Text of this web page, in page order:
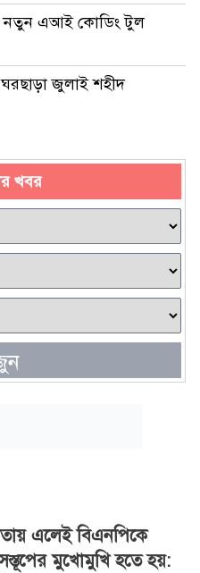
নতুন এআই কোডিং টুল
জুলাই শহীদ
খবর
এলেই বিএনপিকে
মুখোমুখি হতে হয়: